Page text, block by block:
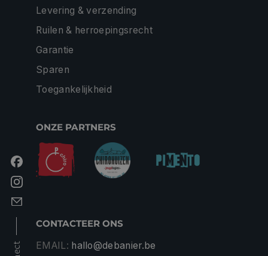
Levering & verzending
Ruilen & herroepingsrecht
Garantie
Sparen
Toegankelijkheid
ONZE PARTNERS
CONTACTEER ONS
EMAIL: hallo@debanier.be